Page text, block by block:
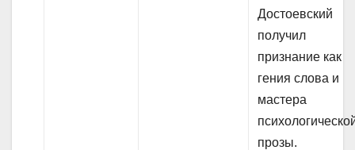
Достоевский
получил
признание как
гения слова и
мастера
прозы.